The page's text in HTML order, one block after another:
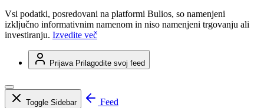
Vsi podatki, posredovani na platformi Bulios, so namenjeni
izključno informativnim namenom in niso namenjeni trgovanju ali
investiranju. Izvedite več
Prijava Prilagodite svoj feed
Toggle Sidebar
Feed